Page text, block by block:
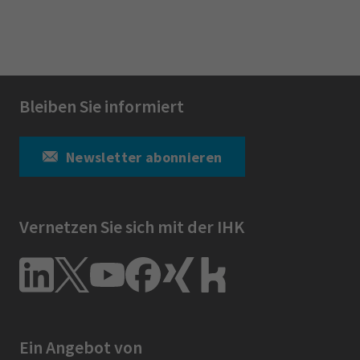
Bleiben Sie informiert
Newsletter abonnieren
Vernetzen Sie sich mit der IHK
Ein Angebot von